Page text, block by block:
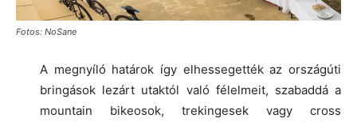
Fotos: NoSane
A megnyíló határok így elhessegették az országúti
bringások lezárt utaktól való félelmeit, szabaddá a
mountain bikeosok, trekingesek vagy cross